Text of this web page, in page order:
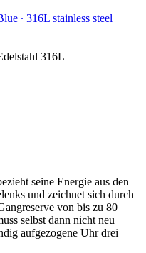
316L
seine Energie aus den
und zeichnet sich durch
von bis zu 80
selbst dann nicht neu
aufgezogene Uhr drei